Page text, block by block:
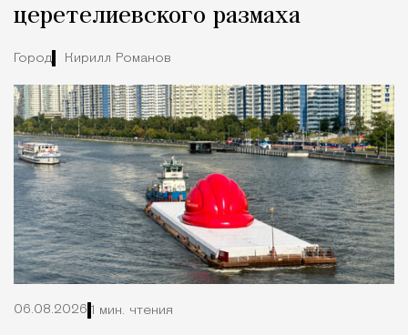
церетелиевского размаха
Город Кирилл Романов
06.08.2026 1 мин. чтения